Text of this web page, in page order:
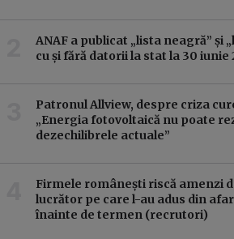
ANAF a publicat „lista neagră” și
cu și fără datorii la stat la 30 iunie
Patronul Allview, despre criza
„Energia fotovoltaică nu poate
dezechilibrele actuale”
Firmele românești riscă amenzi
lucrător pe care l-au adus din
înainte de termen (recrutori)